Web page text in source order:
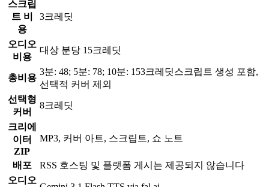
스크립
트 비
용
3크레딧
오디오
비용
대상 분당 15크레딧
총비용
3분: 48; 5분: 78; 10분: 153크레딧스크립트 생성 포함,
선택적 커버 제외
선택형
커버
8크레딧
크리에
이터
ZIP
MP3, 커버 아트, 스크립트, 쇼 노트
배포
RSS 호스팅 및 플랫폼 게시는 제공되지 않습니다
오디오